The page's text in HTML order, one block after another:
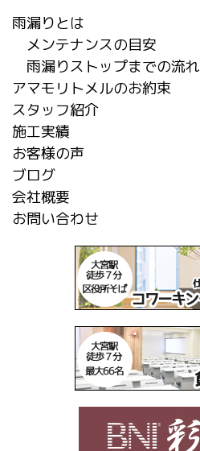
雨漏りとは
メンテナンスの目安
雨漏りストップまでの流れ
アマモリトメルのお約束
スタッフ紹介
施工実績
お客様の声
ブログ
会社概要
お問い合わせ